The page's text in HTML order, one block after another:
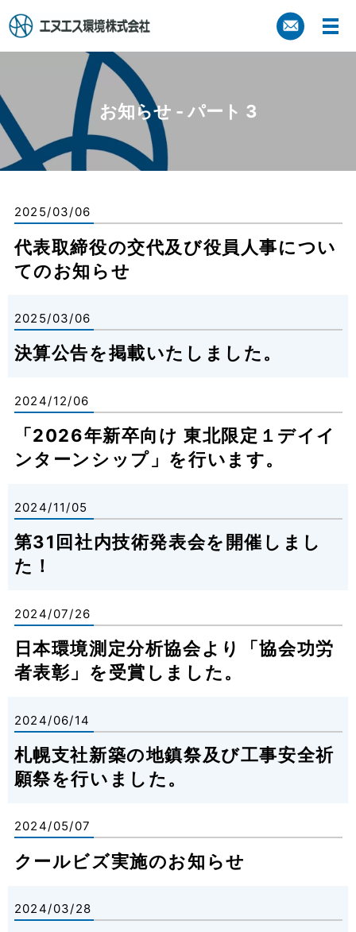
お知らせ - パート 3
2025/03/06
代表取締役の交代及び役員人事につい
てのお知らせ
2025/03/06
決算公告を掲載いたしました。
2024/12/06
「2026年新卒向け 東北限定１デイイ
ンターンシップ」を行います。
2024/11/05
第31回社内技術発表会を開催しまし
た！
2024/07/26
日本環境測定分析協会より「協会功労
者表彰」を受賞しました。
2024/06/14
札幌支社新築の地鎮祭及び工事安全祈
願祭を行いました。
2024/05/07
クールビズ実施のお知らせ
2024/03/28